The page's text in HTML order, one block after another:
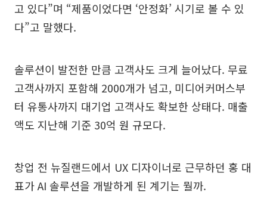
고 있다”며 “제품이었다면 ‘안정화’ 시기로 볼 수 있
다”고 말했다.
솔루션이 발전한 만큼 고객사도 크게 늘어났다. 무료
고객사까지 포함해 2000개가 넘고, 미디어커머스부
터 유통사까지 대기업 고객사도 확보한 상태다. 매출
액도 지난해 기준 30억 원 규모다.
창업 전 뉴질랜드에서 UX 디자이너로 근무하던 홍 대
표가 AI 솔루션을 개발하게 된 계기는 뭘까.